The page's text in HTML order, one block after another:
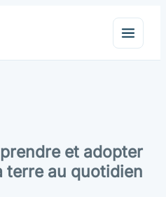
et adopter
terre au quotidien